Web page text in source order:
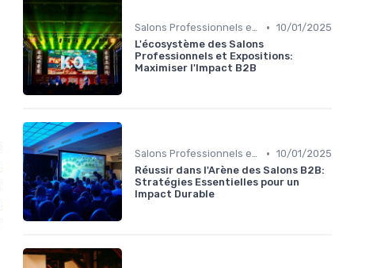
Salons Professionnels et Expositions • 10/01/2025
L'écosystème des Salons
Professionnels et Expositions:
Maximiser l'Impact B2B
Salons Professionnels et Expositions • 10/01/2025
Réussir dans l'Arène des Salons B2B:
Stratégies Essentielles pour un
Impact Durable